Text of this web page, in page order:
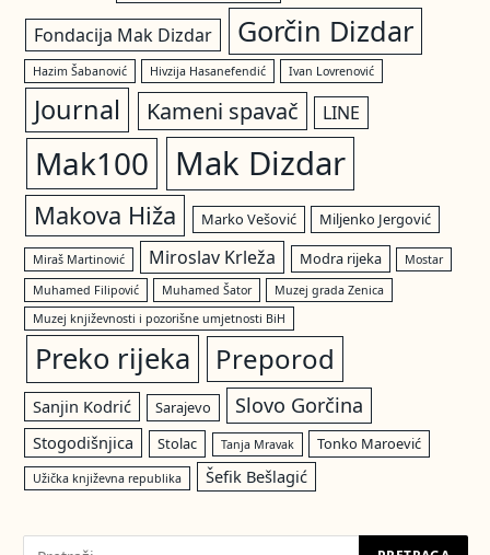
Fondacija Mak Dizdar Gorčin Dizdar
Hazim Šabanović Hivzija Hasanefendić Ivan Lovrenović
Journal Kameni spavač LINE
Mak100 Mak Dizdar
Makova Hiža Marko Vešović Miljenko Jergović
Miraš Martinović Miroslav Krleža Modra rijeka
Mostar
Muhamed Filipović
Muhamed Šator
Muzej grada Zenica
Muzej književnosti i pozorišne umjetnosti BiH
Preko rijeka Preporod
Sanjin Kodrić Sarajevo Slovo Gorčina
Stogodišnjica Stolac Tanja Mravak Tonko Maroević
Užička književna republika Šefik Bešlagić